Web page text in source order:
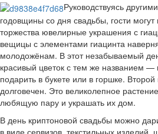
Руководствуясь
годовщины со дня свадьбы, гости
торжества ювелирные украшения с
вещицы с элементами гиацинта
молодожёнам. В этот незабываемый
красивый цветок с тем же названием —
подарить в букете или в горшке.
долговечен. Это великолепное
любящую пару и украшать их дом.
В день криптоновой свадьбы можно
в виде сервизов, текстильных изделий,